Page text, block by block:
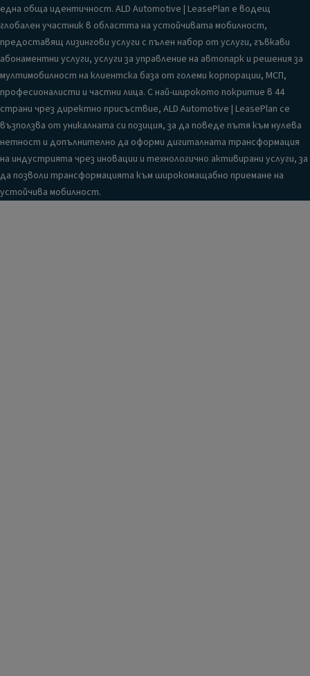
една обща идентичност. ALD Automotive | LeasePlan е водещ
глобален участник в областта на устойчивата мобилност,
предоставящ лизингови услуги с пълен набор от услуги, гъвкави
абонаментни услуги, услуги за управление на автопарк и решения за
мултимобилност на клиентска база от големи корпорации, МСП,
професионалисти и частни лица. С най-широкото покритие в 44
страни чрез директно присъствие, ALD Automotive | LeasePlan се
възползва от уникалната си позиция, за да поведе пътя към нулева
нетност и допълнително да оформи дигиталната трансформация
на индустрията чрез иновации и технологично активирани услуги, за
да позволи трансформацията към широкомащабно приемане на
устойчива мобилност.